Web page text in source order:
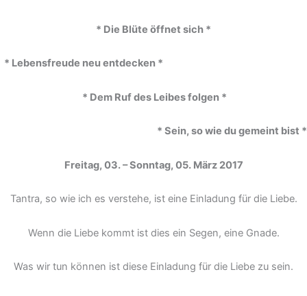
* Die Blüte öffnet sich *
* Lebensfreude neu entdecken *
* Dem Ruf des Leibes folgen *
* Sein, so wie du gemeint bist *
Freitag, 03. – Sonntag, 05. März 2017
Tantra, so wie ich es verstehe, ist eine Einladung für die Liebe.
Wenn die Liebe kommt ist dies ein Segen, eine Gnade.
Was wir tun können ist diese Einladung für die Liebe zu sein.